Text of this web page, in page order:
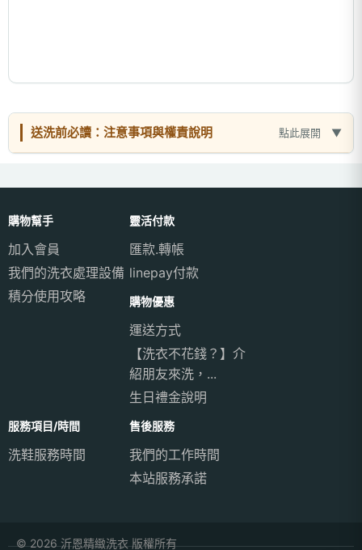
送洗前必讀：注意事項與權責說明 點此展開
購物幫手
加入會員
我們的洗衣處理設備
積分使用攻略
靈活付款
匯款.轉帳
linepay付款
購物優惠
運送方式
【洗衣不花錢？】介
紹朋友來洗，...
生日禮金說明
服務項目/時間
洗鞋服務時間
售後服務
我們的工作時間
本站服務承諾
© 2026 沂恩精緻洗衣 版權所有